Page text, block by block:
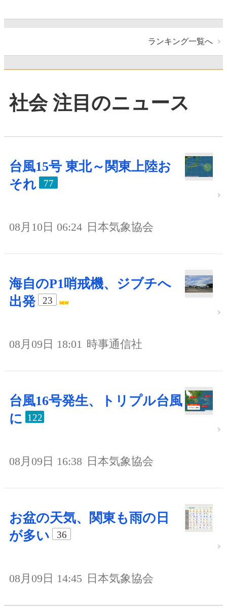
ランキング一覧へ
社会 注目のニュース
台風15号 東北～関東上陸お
それ
77
08月10日 06:24 日本気象協会
海自のP1哨戒機、ジブチへ
出発
23
08月09日 18:01 時事通信社
台風16号発生、トリプル台風
に 122
08月09日 16:38 日本気象協会
お盆の天気、関東も雨の日
が多い
36
08月09日 14:45 日本気象協会